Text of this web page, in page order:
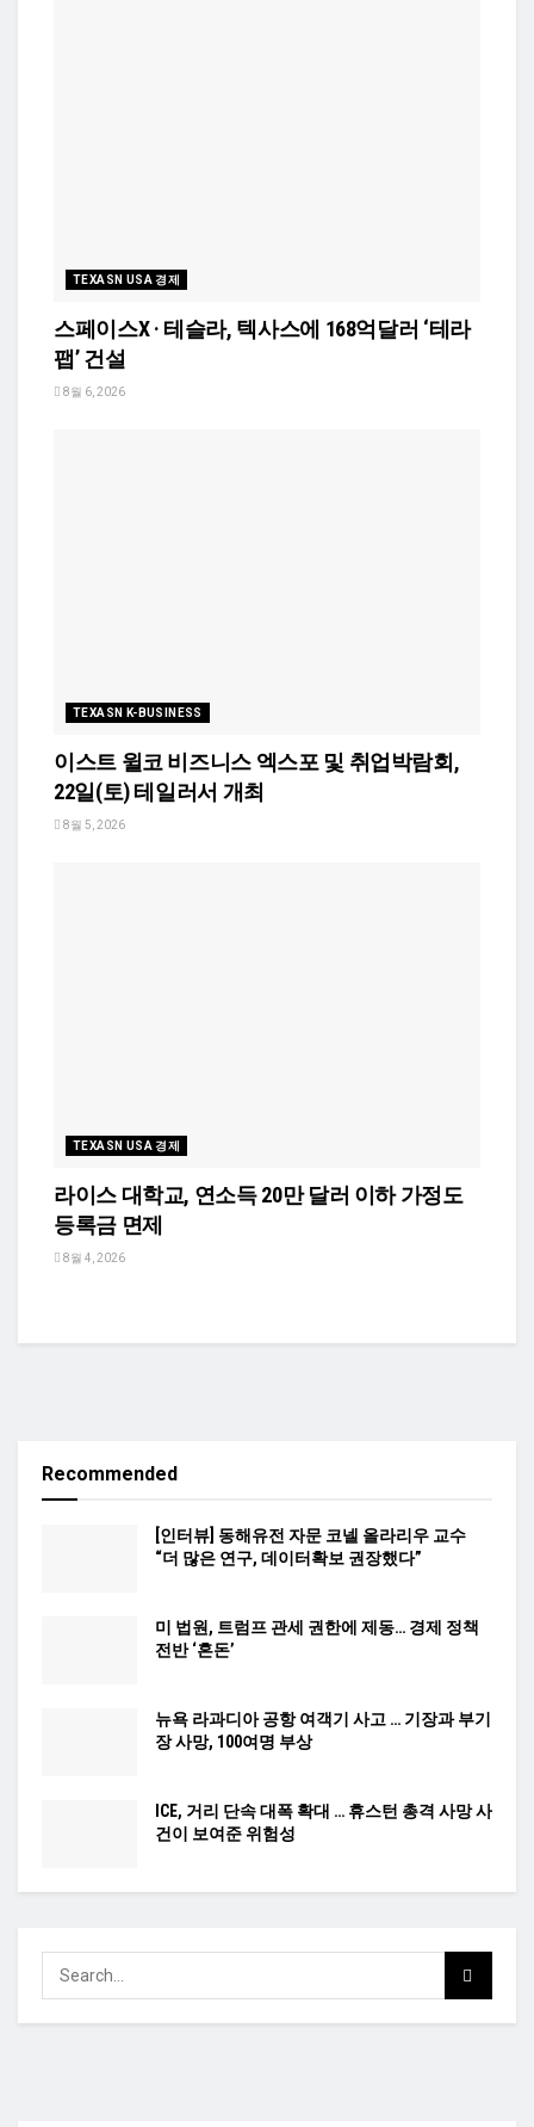
TEXASN USA 경제
스페이스X · 테슬라, 텍사스에 168억달러 ‘테라
팹’ 건설
8월 6, 2026
TEXASN K-BUSINESS
이스트 윌코 비즈니스 엑스포 및 취업박람회,
22일(토) 테일러서 개최
8월 5, 2026
TEXASN USA 경제
라이스 대학교, 연소득 20만 달러 이하 가정도
등록금 면제
8월 4, 2026
Recommended
[인터뷰] 동해유전 자문 코넬 올라리우 교수
“더 많은 연구, 데이터확보 권장했다”
미 법원, 트럼프 관세 권한에 제동… 경제 정책
전반 ‘혼돈’
뉴욕 라과디아 공항 여객기 사고 … 기장과 부기
장 사망, 100여명 부상
ICE, 거리 단속 대폭 확대 … 휴스턴 총격 사망 사
건이 보여준 위험성